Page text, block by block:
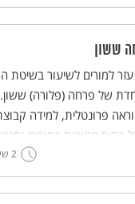
המדגימים שיטות
יחידות ללימוד עצמי של
- פעילות פדגוגית
ששון
למורים לשיעור בשיטת
של פרחה (פלורה) ששון.
פרונטלית, למידה
בסיס מקורות כתובים
המדגימים שיטות
יחידות ללימוד עצמי של
- פעילות פדגוגית
2 שיעורים